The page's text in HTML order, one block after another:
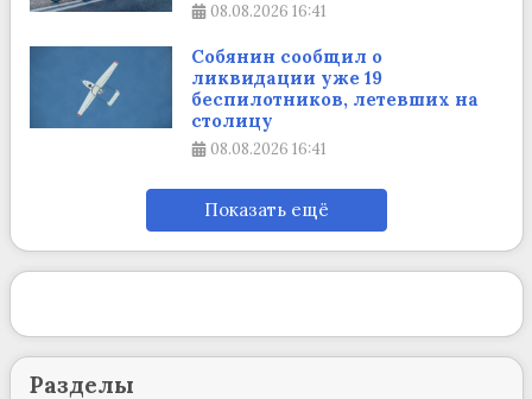
08.08.2026 16:41
Собянин сообщил о
ликвидации уже 19
беспилотников, летевших на
столицу
08.08.2026 16:41
Показать ещё
Разделы